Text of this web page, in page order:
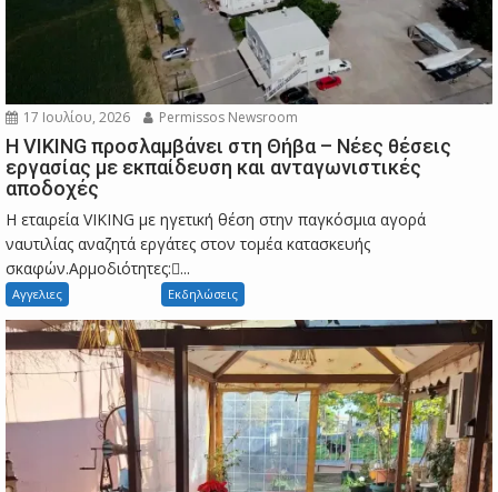
17 Ιουλίου, 2026 Permissos Newsroom
Η VIKING προσλαμβάνει στη Θήβα – Νέες θέσεις
εργασίας με εκπαίδευση και ανταγωνιστικές
αποδοχές
Η εταιρεία VIKING με ηγετική θέση στην παγκόσμια αγορά
ναυτιλίας αναζητά εργάτες στον τομέα κατασκευής
σκαφών.Αρμοδιότητες:...
Αγγελιες Εκδηλώσεις